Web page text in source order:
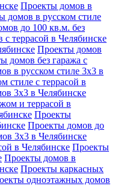
Проекты домов в
домов в русском стиле
до 100 кв.м. без
террасой в Челябинске
Проекты домов
домов без гаража с
в русском стиле 3x3 в
стиле с террасой в
3x3 в Челябинске
и террасой в
Проекты
Проекты домов до
3x3 в Челябинске
в Челябинске Проекты
Проекты домов в
Проекты каркасных
одноэтажных домов